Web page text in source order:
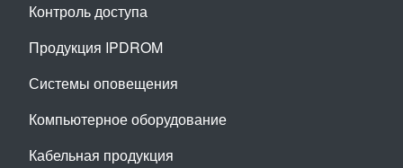
Контроль доступа
Продукция IPDROM
Системы оповещения
Компьютерное оборудование
Кабельная продукция